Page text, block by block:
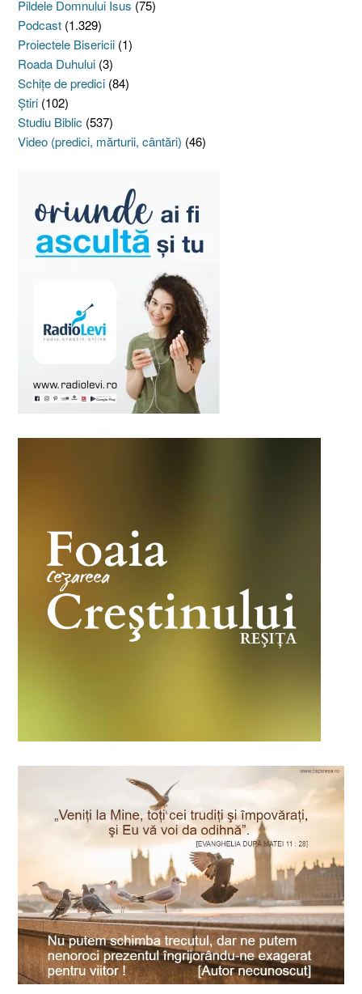
Pildele Domnului Isus (75)
Podcast (1.329)
Proiectele Bisericii (1)
Roada Duhului (3)
Schiţe de predici (84)
Ştiri (102)
Studiu Biblic (537)
Video (predici, mărturii, cântări) (46)